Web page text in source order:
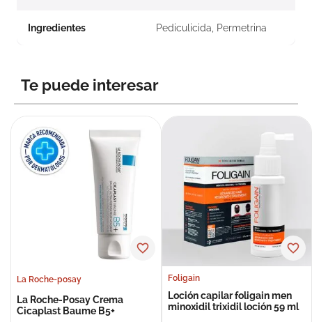
Ingredientes Pediculicida, Permetrina
Te puede interesar
La Roche-posay
La Roche-Posay Crema
Cicaplast Baume B5+
Foligain
Loción capilar foligain men
minoxidil trixidil loción 59 ml